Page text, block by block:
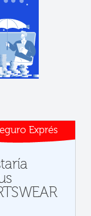
Exprés